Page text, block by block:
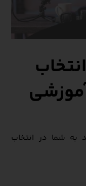
به شما در انتخاب